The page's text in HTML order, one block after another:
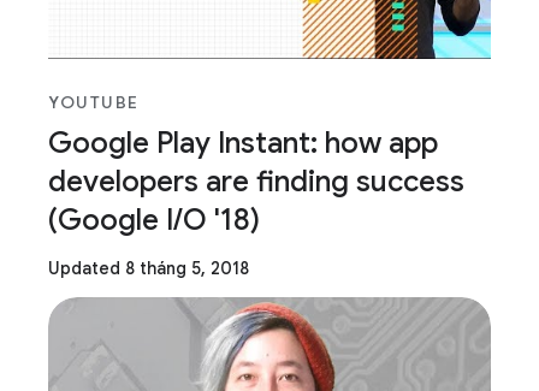
YOUTUBE
Google Play Instant: how app
developers are finding success
(Google I/O '18)
Updated 8 tháng 5, 2018